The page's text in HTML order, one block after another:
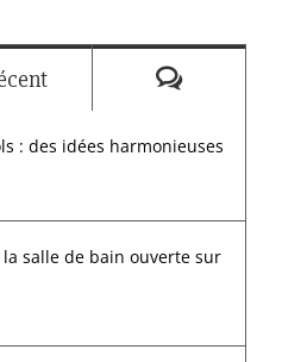
: des idées harmonieuses
salle de bain ouverte sur